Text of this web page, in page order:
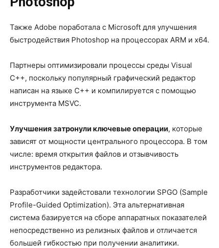
Также Adobe поработала с Microsoft для улучшения
быстродействия Photoshop на процессорах ARM и x64.
Партнеры оптимизировали процессы среды Visual
C++, поскольку популярный графический редактор
написан на языке C++ и компилируется с помощью
инструмента MSVC.
Улучшения затронули ключевые операции, которые
зависят от мощности центрального процессора. В том
числе: время открытия файлов и отзывчивость
инструментов редактора.
Разработчики задейстовали технологии SPGO (Sample
Profile-Guided Optimization). Эта альтернативная
система базируется на сборе аппаратных показателей
непосредственно из релизных файлов и отличается
большей гибкостью при получении аналитики.